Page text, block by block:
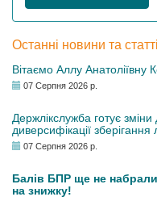
Останні новини та статті
Вітаємо Аллу Анатоліївну
07 Серпня 2026 р.
Держлікслужба готує
диверсифікації зберігання
07 Серпня 2026 р.
Балів БПР ще не
на знижку!